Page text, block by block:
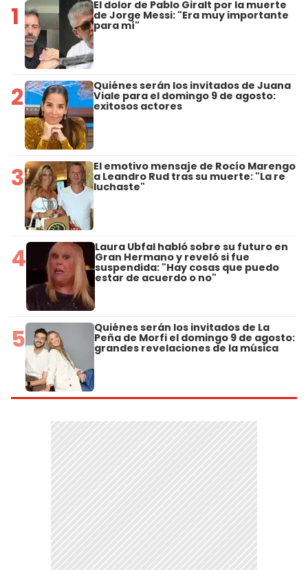
1 El dolor de Pablo Giralt por la muerte
de Jorge Messi: "Era muy importante
para mí"
2 Quiénes serán los invitados de Juana
Viale para el domingo 9 de agosto:
exitosos actores
3 El emotivo mensaje de Rocío Marengo
a Leandro Rud tras su muerte: "La re
luchaste"
4 Laura Ubfal habló sobre su futuro en
Gran Hermano y reveló si fue
suspendida: "Hay cosas que puedo
estar de acuerdo o no"
5 Quiénes serán los invitados de La
Peña de Morfi el domingo 9 de agosto:
grandes revelaciones de la música